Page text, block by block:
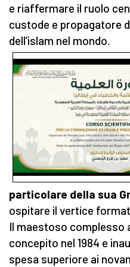
e riaffermare il ruolo
custode e propagatore
dell’islam nel mondo.
particolare della sua
ospitare il vertice
Il maestoso
concepito nel 1984 e
spesa superiore ai